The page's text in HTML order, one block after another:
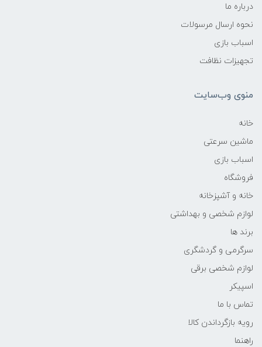
درباره ما
نحوه ارسال مرسولات
اسباب بازی
تجهیزات نظافت
منوی وب‌سایت
خانه
ماشین سرعتی
اسباب بازی
فروشگاه
خانه و آشپزخانه
لوازم شخصی و بهداشتی
برند ها
سرگرمی و گردشگری
لوازم شخصی برقی
اسپیکر
تماس با ما
رویه بازگرداندن کالا
راهنما